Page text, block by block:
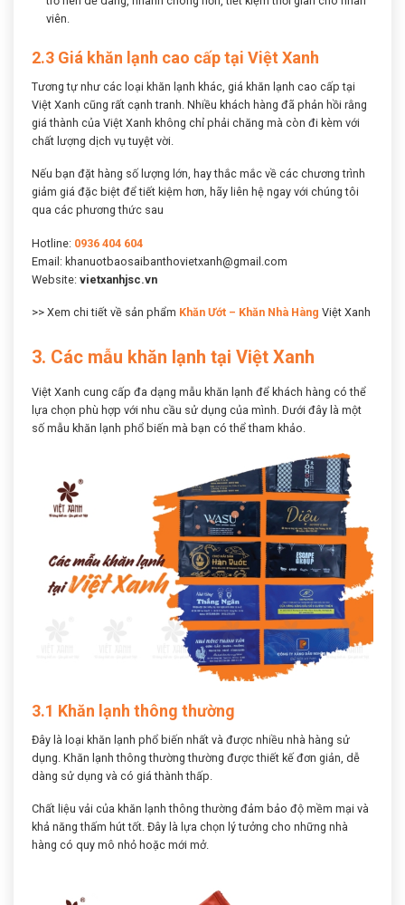
viên.
2.3 Giá khăn lạnh cao cấp tại Việt Xanh
Tương tự như các loại khăn lạnh khác, giá khăn lạnh cao cấp tại
Việt Xanh cũng rất cạnh tranh. Nhiều khách hàng đã phản hồi rằng
giá thành của Việt Xanh không chỉ phải chăng mà còn đi kèm với
chất lượng dịch vụ tuyệt vời.
Nếu bạn đặt hàng số lượng lớn, hay thắc mắc về các chương trình
giảm giá đặc biệt để tiết kiệm hơn, hãy liên hệ ngay với chúng tôi
qua các phương thức sau
Hotline: 0936 404 604
Email: khanuotbaosaibanthovietxanh@gmail.com
Website: vietxanhjsc.vn
>> Xem chi tiết về sản phẩm Khăn Ướt – Khăn Nhà Hàng Việt Xanh
3. Các mẫu khăn lạnh tại Việt Xanh
Việt Xanh cung cấp đa dạng mẫu khăn lạnh để khách hàng có thể
lựa chọn phù hợp với nhu cầu sử dụng của mình. Dưới đây là một
số mẫu khăn lạnh phổ biến mà bạn có thể tham khảo.
3.1 Khăn lạnh thông thường
Đây là loại khăn lạnh phổ biến nhất và được nhiều nhà hàng sử
dụng. Khăn lạnh thông thường thường được thiết kế đơn giản, dễ
dàng sử dụng và có giá thành thấp.
Chất liệu vải của khăn lạnh thông thường đảm bảo độ mềm mại và
khả năng thấm hút tốt. Đây là lựa chọn lý tưởng cho những nhà
hàng có quy mô nhỏ hoặc mới mở.